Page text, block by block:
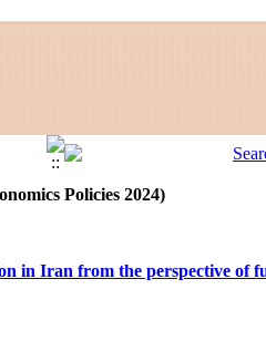
Policies 2024)
in Iran from the perspective of